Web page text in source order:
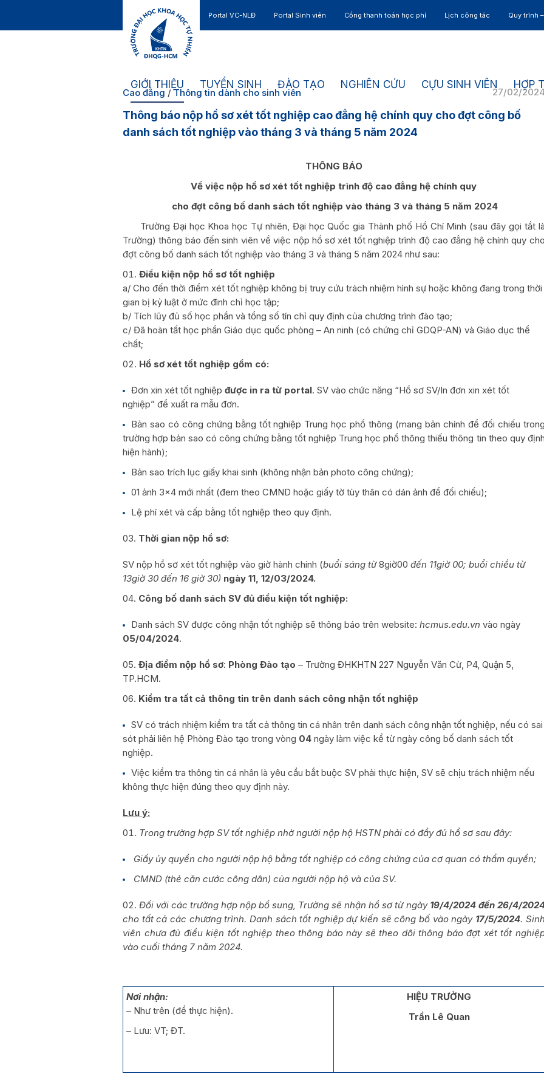
Portal VC-NLĐ Portal Sinh viên Cổng thanh toán học phí Lịch công tác Quy trình
GIỚI THIỆU TUYỂN SINH ĐÀO TẠO NGHIÊN CỨU CỰU SINH VIÊN HỢP
27/02/
Cao đẳng /Thông tin dành cho sinh viên
Thông báo nộp hồ sơ xét tốt nghiệp cao đẳng hệ chính quy cho đợt công bố
danh sách tốt nghiệp vào tháng 3 và tháng 5 năm 2024
THÔNG BÁO
Về việc nộp hồ sơ xét tốt nghiệp trình độ cao đẳng hệ chính quy
cho đợt công bố danh sách tốt nghiệp vào tháng 3 và tháng 5 năm 2024
Trường Đại học Khoa học Tự nhiên, Đại học Quốc gia Thành phố Hồ Chí Minh (sau đây gọi tắt là
Trường) thông báo đến sinh viên về việc nộp hồ sơ xét tốt nghiệp trình độ cao đẳng hệ chính quy cho
đợt công bố danh sách tốt nghiệp vào tháng 3 và tháng 5 năm 2024 như sau:
Điều kiện nộp hồ sơ tốt nghiệp
a/ Cho đến thời điểm xét tốt nghiệp không bị truy cứu trách nhiệm hình sự hoặc không đang trong thời
gian bị kỷ luật ở mức đình chỉ học tập;
b/ Tích lũy đủ số học phần và tổng số tín chỉ quy định của chương trình đào tạo;
c/ Đã hoàn tất học phần Giáo dục quốc phòng – An ninh (có chứng chỉ GDQP-AN) và Giáo dục thể
chất;
Hồ sơ xét tốt nghiệp gồm có:
Đơn xin xét tốt nghiệp được in ra từ portal. SV vào chức năng “Hồ sơ SV/In đơn xin xét tốt
nghiệp” để xuất ra mẫu đơn.
Bản sao có công chứng bằng tốt nghiệp Trung học phổ thông (mang bản chính để đối chiếu trong
trường hợp bản sao có công chứng bằng tốt nghiệp Trung học phổ thông thiếu thông tin theo quy định
hiện hành);
Bản sao trích lục giấy khai sinh (không nhận bản photo công chứng);
01 ảnh 3×4 mới nhất (đem theo CMND hoặc giấy tờ tùy thân có dán ảnh để đối chiếu);
Lệ phí xét và cấp bằng tốt nghiệp theo quy định.
Thời gian nộp hồ sơ:
SV nộp hồ sơ xét tốt nghiệp vào giờ hành chính (buổi sáng từ8giờ00 đến 11giờ 00; buổi chiều từ
13giờ 30 đến 16 giờ 30) ngày 11, 12/03/2024.
Công bố danh sách SV đủ điều kiện tốt nghiệp:
Danh sách SV được công nhận tốt nghiệp sẽ thông báo trên website: hcmus.edu.vn vào ngày
05/04/2024.
Địa điểm nộp hồ sơ: Phòng Đào tạo – Trường ĐHKHTN 227 Nguyễn Văn Cừ, P4, Quận 5,
TP.HCM.
Kiểm tra tất cả thông tin trên danh sách công nhận tốt nghiệp
SV có trách nhiệm kiểm tra tất cả thông tin cá nhân trên danh sách công nhận tốt nghiệp, nếu có sai
sót phải liên hệ Phòng Đào tạo trong vòng 04 ngày làm việc kể từ ngày công bố danh sách tốt
nghiệp.
Việc kiểm tra thông tin cá nhân là yêu cầu bắt buộc SV phải thực hiện, SV sẽ chịu trách nhiệm nếu
không thực hiện đúng theo quy định này.
Lưu ý:
Trong trường hợp SV tốt nghiệp nhờ người nộp hộ HSTN phải có đầy đủ hồ sơ sau đây:
Giấy ủy quyền cho người nộp hộ bằng tốt nghiệp có công chứng của cơ quan có thẩm quyền;
CMND (thẻ căn cước công dân) của người nộp hộ và của SV.
Đối với các trường hợp nộp bổ sung, Trường sẽ nhận hồ sơ từ ngày 19/4/2024 đến 26/4/
cho tất cả các chương trình. Danh sách tốt nghiệp dự kiến sẽ công bố vào ngày 17/5/2024. Sinh
viên chưa đủ điều kiện tốt nghiệp theo thông báo này sẽ theo dõi thông báo đợt xét tốt
vào cuối tháng 7 năm 2024.
Nơi nhận:
– Như trên (để thực hiện).
– Lưu: VT; ĐT.
HIỆU TRƯỞNG
Trần Lê Quan